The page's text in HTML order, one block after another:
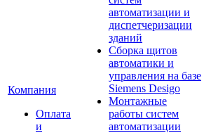
Компания
Оплата
и
автоматизации и
диспетчеризации
зданий
Сборка щитов
автоматики и
управления на базе
Siemens Desigo
Монтажные
работы систем
автоматизации